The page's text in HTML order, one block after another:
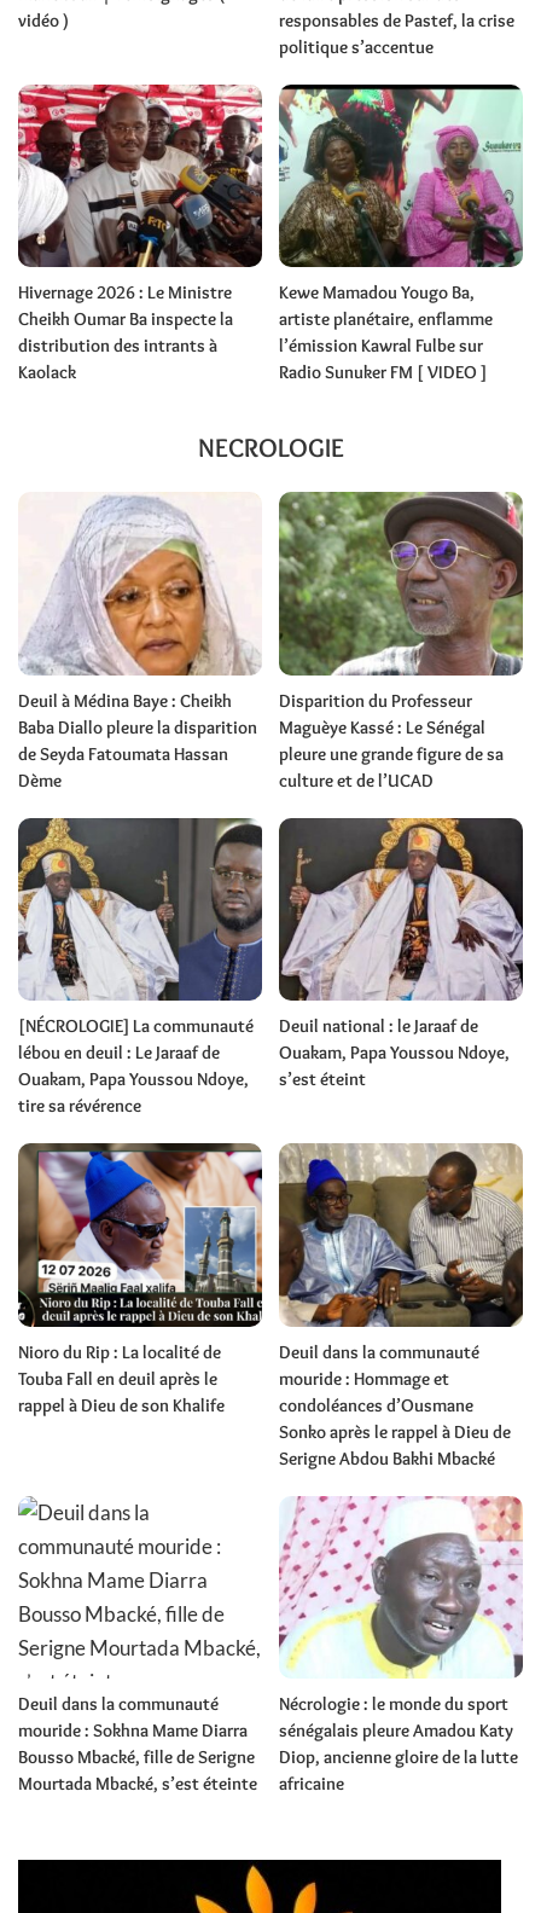
vidéo )
responsables de Pastef, la crise
politique s’accentue
Hivernage 2026 : Le Ministre
Cheikh Oumar Ba inspecte la
distribution des intrants à
Kaolack
Kewe Mamadou Yougo Ba,
artiste planétaire, enflamme
l’émission Kawral Fulbe sur
Radio Sunuker FM [ VIDEO ]
NECROLOGIE
Deuil à Médina Baye : Cheikh
Baba Diallo pleure la disparition
de Seyda Fatoumata Hassan
Dème
Disparition du Professeur
Maguèye Kassé : Le Sénégal
pleure une grande figure de sa
culture et de l’UCAD
[NÉCROLOGIE] La communauté
lébou en deuil : Le Jaraaf de
Ouakam, Papa Youssou Ndoye,
tire sa révérence
Deuil national : le Jaraaf de
Ouakam, Papa Youssou Ndoye,
s’est éteint
Nioro du Rip : La localité de
Touba Fall en deuil après le
rappel à Dieu de son Khalife
Deuil dans la communauté
mouride : Hommage et
condoléances d’Ousmane
Sonko après le rappel à Dieu de
Serigne Abdou Bakhi Mbacké
Deuil dans la communauté
mouride : Sokhna Mame Diarra
Bousso Mbacké, fille de Serigne
Mourtada Mbacké, s’est éteinte
Nécrologie : le monde du sport
sénégalais pleure Amadou Katy
Diop, ancienne gloire de la lutte
africaine